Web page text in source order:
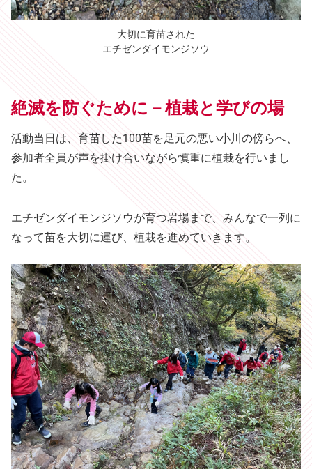
大切に育苗された
エチゼンダイモンジソウ
絶滅を防ぐために－植栽と学びの場
活動当日は、育苗した100苗を足元の悪い小川の傍らへ、
参加者全員が声を掛け合いながら慎重に植栽を行いまし
た。
エチゼンダイモンジソウが育つ岩場まで、みんなで一列に
なって苗を大切に運び、植栽を進めていきます。